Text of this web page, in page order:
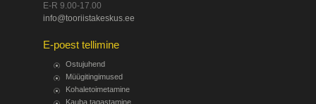
E-R 9.00-17.00
info@tooriistakeskus.ee
E-poest tellimine
Ostujuhend
Müügitingimused
Kohaletoimetamine
Kauba tagastamine